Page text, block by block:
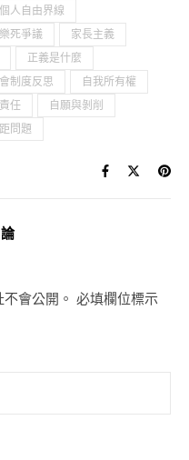
個人自由界線
死爭議
家長主義
正義是什麼
制度反思
自我所有權
任
自願與剝削
問題
會公開。 必填欄位標示